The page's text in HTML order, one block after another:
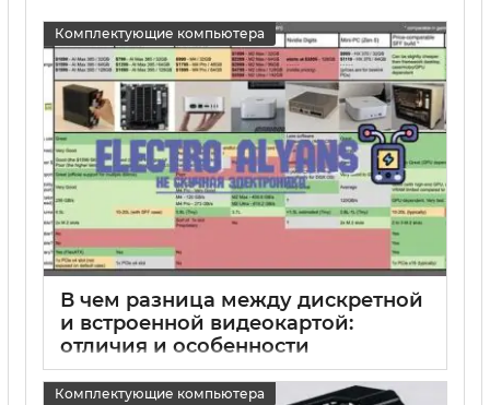
Комплектующие компьютера
В чем разница между дискретной
и встроенной видеокартой:
отличия и особенности
интегрированной и дискретной
графики
Комплектующие компьютера